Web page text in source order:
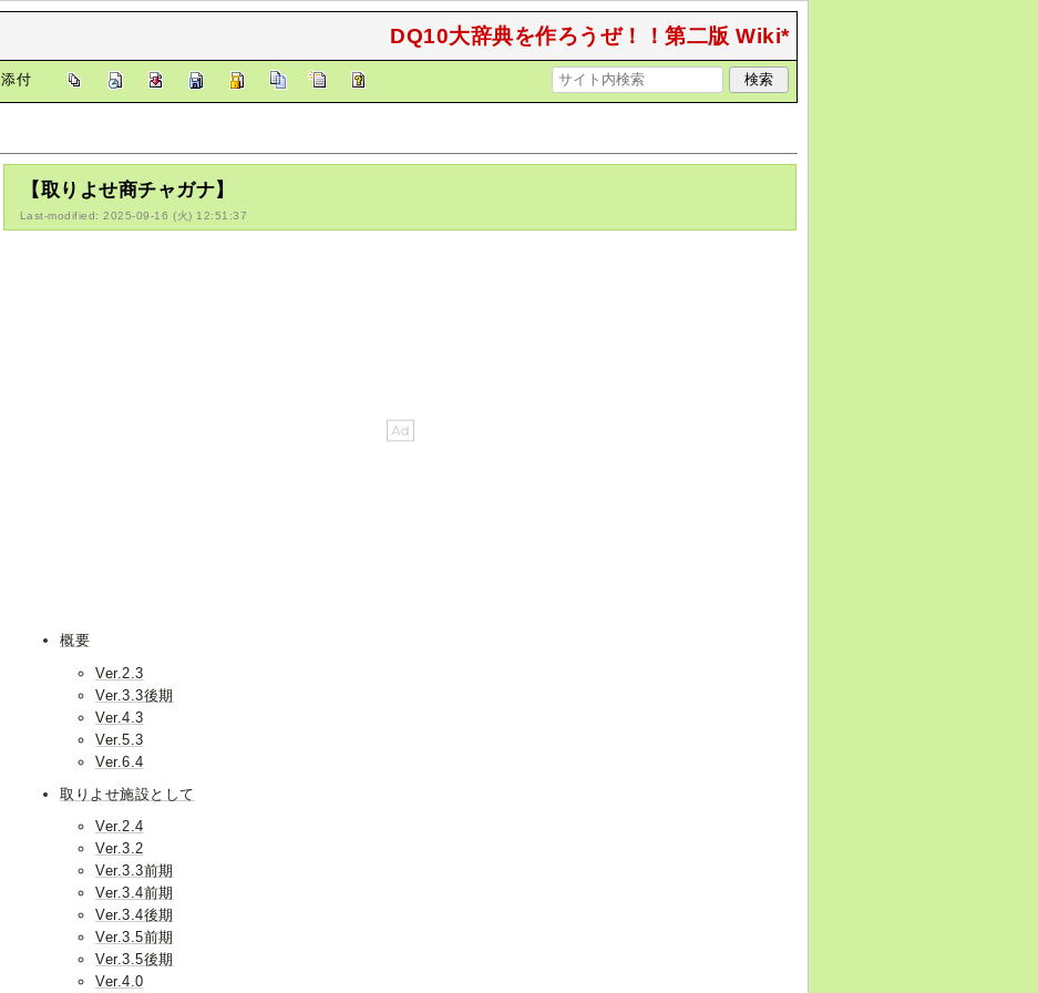
DQ10大辞典を作ろうぜ！！第二版 Wiki*
添付
【取りよせ商チャガナ】
Last-modified: 2025-09-16 (火) 12:51:37
概要
Ver.2.3
Ver.3.3後期
Ver.4.3
Ver.5.3
Ver.6.4
取りよせ施設として
Ver.2.4
Ver.3.2
Ver.3.3前期
Ver.3.4前期
Ver.3.4後期
Ver.3.5前期
Ver.3.5後期
Ver.4.0